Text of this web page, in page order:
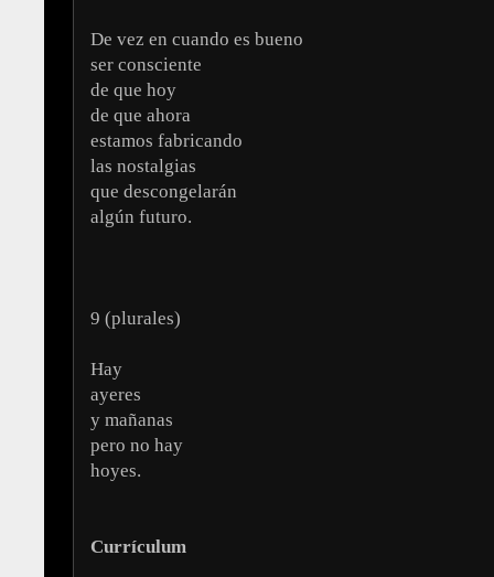
De vez en cuando es bueno
ser consciente
de que hoy
de que ahora
estamos fabricando
las nostalgias
que descongelarán
algún futuro.
9 (plurales)
Hay
ayeres
y mañanas
pero no hay
hoyes.
Currículum